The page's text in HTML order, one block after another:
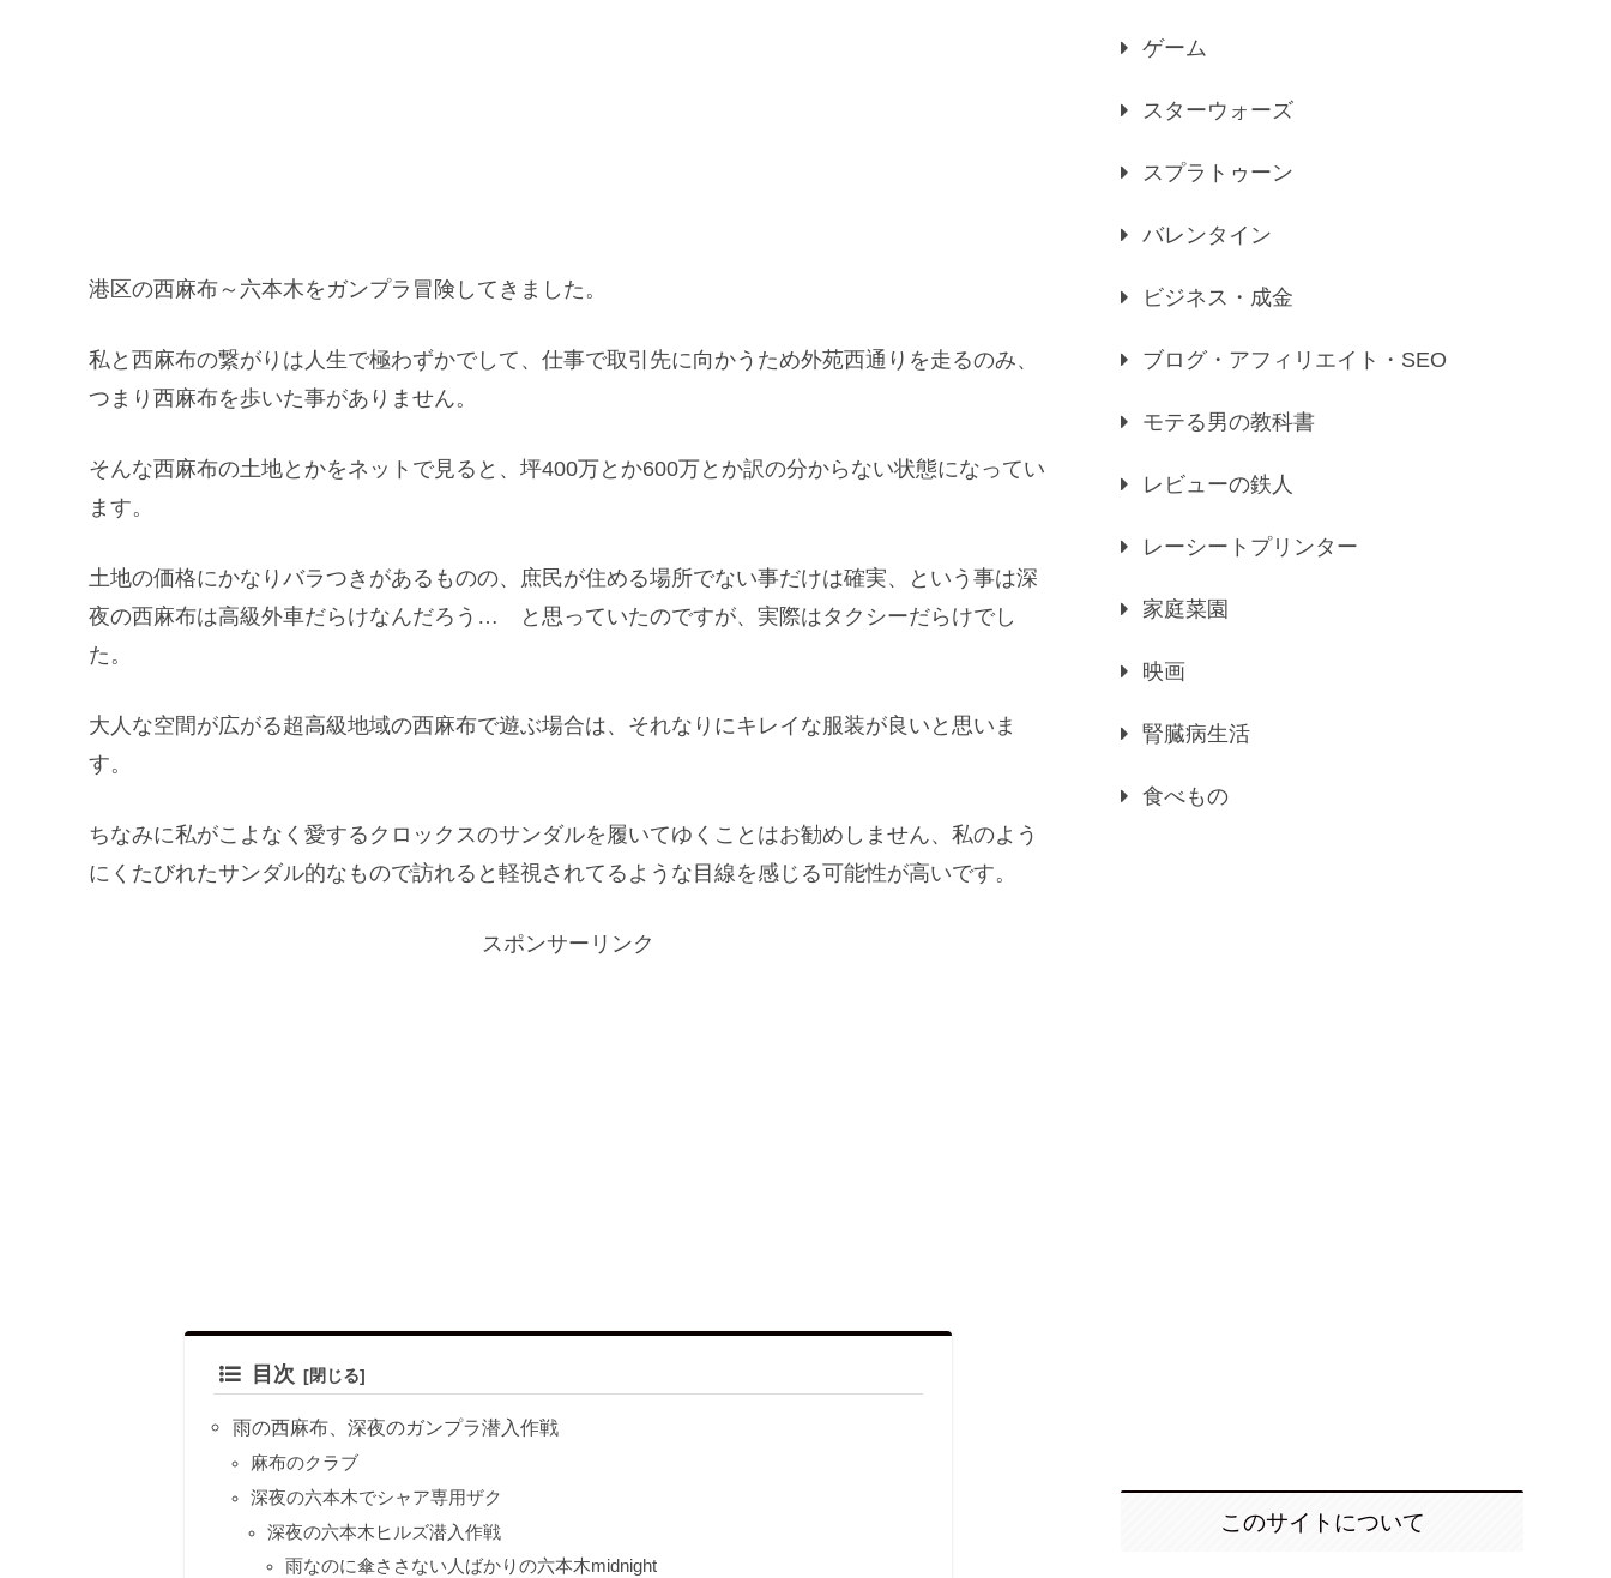
港区の西麻布～六本木をガンプラ冒険してきました。
私と西麻布の繋がりは人生で極わずかでして、仕事で取引先に向かうため外苑西通りを走るのみ、
つまり西麻布を歩いた事がありません。
そんな西麻布の土地とかをネットで見ると、坪400万とか600万とか訳の分からない状態になってい
ます。
土地の価格にかなりバラつきがあるものの、庶民が住める場所でない事だけは確実、という事は深
夜の西麻布は高級外車だらけなんだろう… と思っていたのですが、実際はタクシーだらけでし
た。
大人な空間が広がる超高級地域の西麻布で遊ぶ場合は、それなりにキレイな服装が良いと思いま
す。
ちなみに私がこよなく愛するクロックスのサンダルを履いてゆくことはお勧めしません、私のよう
にくたびれたサンダル的なもので訪れると軽視されてるような目線を感じる可能性が高いです。
スポンサーリンク
目次
雨の西麻布、深夜のガンプラ潜入作戦
麻布のクラブ
深夜の六本木でシャア専用ザク
深夜の六本木ヒルズ潜入作戦
雨なのに傘ささない人ばかりの六本木midnight
ゲーム
スターウォーズ
スプラトゥーン
バレンタイン
ビジネス・成金
ブログ・アフィリエイト・SEO
モテる男の教科書
レビューの鉄人
レーシートプリンター
家庭菜園
映画
腎臓病生活
食べもの
このサイトについて